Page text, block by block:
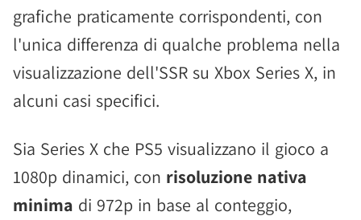
grafiche praticamente corrispondenti, con
l'unica differenza di qualche problema nella
visualizzazione dell'SSR su Xbox Series X, in
alcuni casi specifici.
Sia Series X che PS5 visualizzano il gioco a
1080p dinamici, con risoluzione nativa
minima di 972p in base al conteggio,